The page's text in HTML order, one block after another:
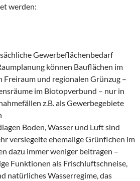
werden:
Gewerbeflächenbedarf
können Bauflächen im
Freiraum und regionalen Grünzug –
im Biotopverbund – nur in
z.B. als Gewerbegebiete
Boden, Wasser und Luft sind
versiegelte ehemalige Grünflchen im
dazu immer weniger beitragen –
Funktionen als Frischluftschneise,
natürliches Wasserregime, das